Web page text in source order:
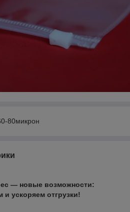
80микрон
— новые возможности:
и ускоряем отгрузки!